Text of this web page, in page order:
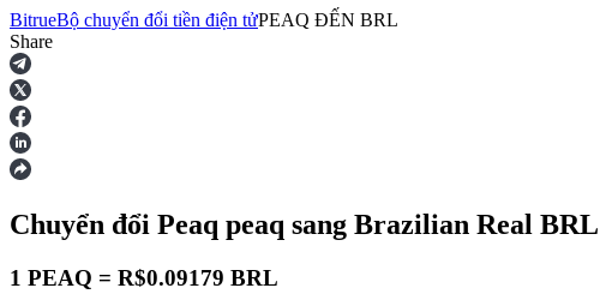
Hợp đồng tương lai
BitrueBộ chuyển đổi tiền điện tửPEAQ ĐẾN BRL
Share
Chuyển đổi Peaq peaq sang Brazilian Real BRL
1 PEAQ = R$0.09179 BRL